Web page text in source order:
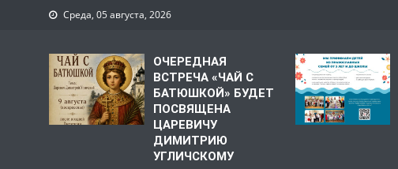
Среда, 05 августа, 2026
ОЧЕРЕДНАЯ
ВСТРЕЧА «ЧАЙ С
БАТЮШКОЙ» БУДЕТ
ПОСВЯЩЕНА
ЦАРЕВИЧУ
ДИМИТРИЮ
УГЛИЧСКОМУ